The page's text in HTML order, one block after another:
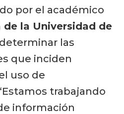
por el académico
de la Universidad de
las
que inciden
uso de
trabajando
información